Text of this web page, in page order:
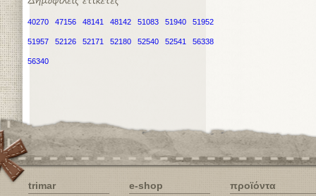
40270 47156 48141 48142 51083 51940 51952
51957 52126 52171 52180 52540 52541 56338
56340
trimar e-shop προϊόντα